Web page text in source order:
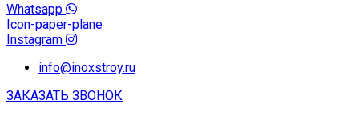
Whatsapp
Icon-paper-plane
Instagram
info@inoxstroy.ru
ЗАКАЗАТЬ ЗВОНОК